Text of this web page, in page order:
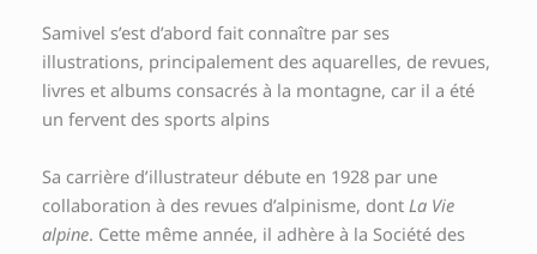
Samivel s’est d’abord fait connaître par ses
illustrations, principalement des aquarelles, de revues,
livres et albums consacrés à la montagne, car il a été
un fervent des sports alpins
Sa carrière d’illustrateur débute en 1928 par une
collaboration à des revues d’alpinisme, dont La Vie
alpine. Cette même année, il adhère à la Société des